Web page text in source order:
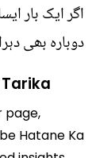
اگر ایک بار
دوبارہ بھی
Tarika
page,
Hatane Ka